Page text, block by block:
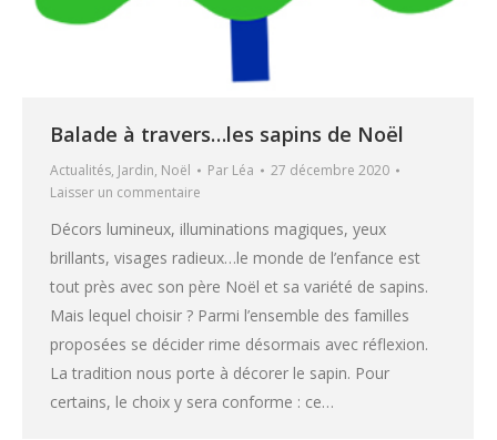
Balade à travers…les sapins de Noël
Actualités, Jardin, Noël Par Léa
27 décembre 2020
Laisser un commentaire
Décors lumineux, illuminations magiques, yeux
brillants, visages radieux…le monde de l’enfance est
tout près avec son père Noël et sa variété de sapins.
Mais lequel choisir ? Parmi l’ensemble des familles
proposées se décider rime désormais avec réflexion.
La tradition nous porte à décorer le sapin. Pour
certains, le choix y sera conforme : ce…